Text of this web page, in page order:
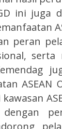
ini juga
peran
serta
ASEAN